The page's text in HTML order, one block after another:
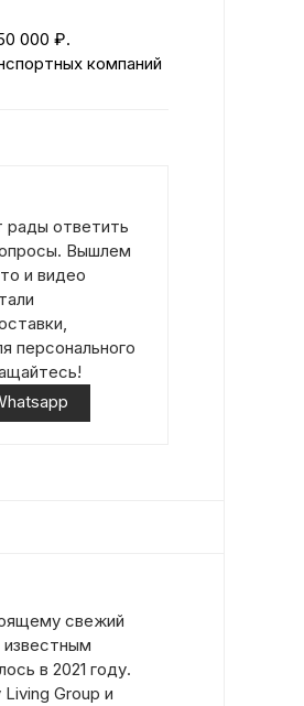
000 ₽.
компаний
рады ответить
Вышлем
и видео
персонального
свежий
известным
в 2021 году.
Group и